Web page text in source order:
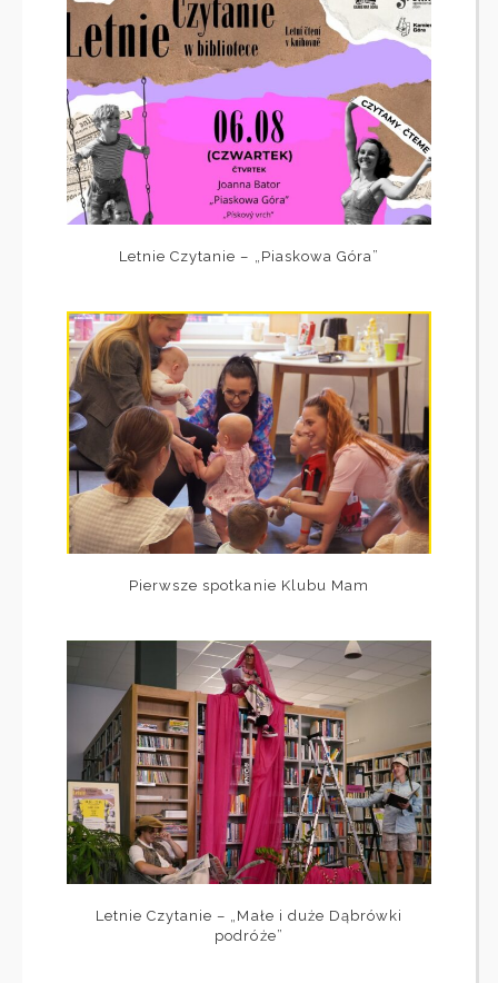
Letnie Czytanie – „Piaskowa Góra”
Pierwsze spotkanie Klubu Mam
Letnie Czytanie – „Małe i duże Dąbrówki
podróże”